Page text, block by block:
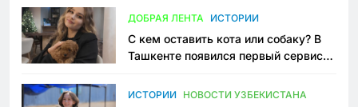
ДОБРАЯ ЛЕНТА ИСТОРИИ
С кем оставить кота или собаку? В
Ташкенте появился первый сервис
ИСТОРИИ НОВОСТИ УЗБЕКИСТАНА